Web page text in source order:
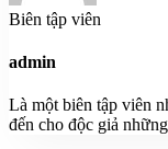
Biên tập viên
admin
Là một biên tập viên
đến cho độc giả